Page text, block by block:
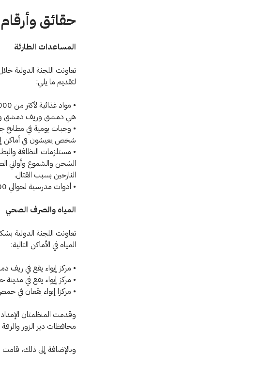
حقائق وأرقام
المساعدات الطارئة
تعاونت اللجنة الدولية
لتقديم ما يلي:
هي دمشق وريف دمشق
شخص يعيشون في أماكن
• مستلزمات النظافة
النازحين بسبب القتال.
• أدوات مدرسية لحوالي 400 4 طفل نازح بسبب القتال في ريف دمشق.
المياه والصرف الصحي
تعاونت اللجنة الدولية
المياه في الأماكن التالية:
• مركز إيواء يقع في ريف
• مركز إيواء يقع في مدينة حلب
• مركزا إيواء يقعان في حمص
وقدمت المنظمتان
محافظات دير الزور
وبالإضافة إلى ذلك، قامت